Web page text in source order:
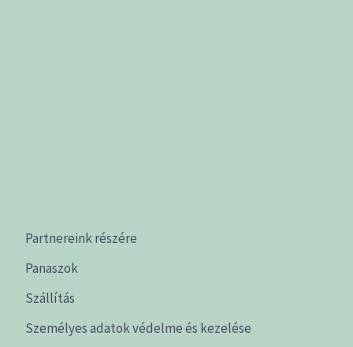
Partnereink részére
Panaszok
Szállítás
Személyes adatok védelme és kezelése